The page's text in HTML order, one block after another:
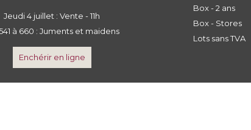
Jeudi 4 juillet : Vente - 11h
à 660 : Juments et maidens
Enchérir en ligne
Box - 2 ans
Box - Stores
Lots sans TVA